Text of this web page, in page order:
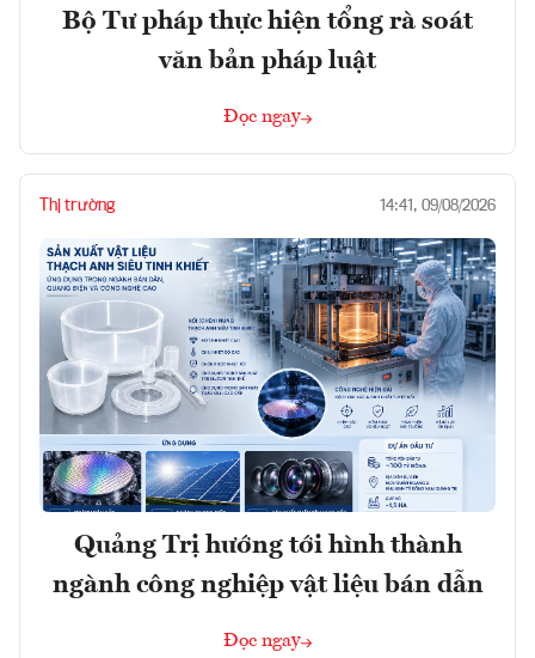
Bộ Tư pháp thực hiện tổng rà soát
văn bản pháp luật
Đọc ngay
Thị trường 14:41, 09/08/2026
Quảng Trị hướng tới hình thành
ngành công nghiệp vật liệu bán dẫn
Đọc ngay